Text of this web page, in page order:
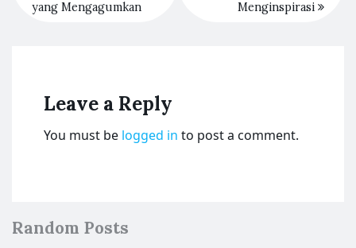
yang Mengagumkan
Menginspirasi
Leave a Reply
You must be logged in to post a comment.
Random Posts